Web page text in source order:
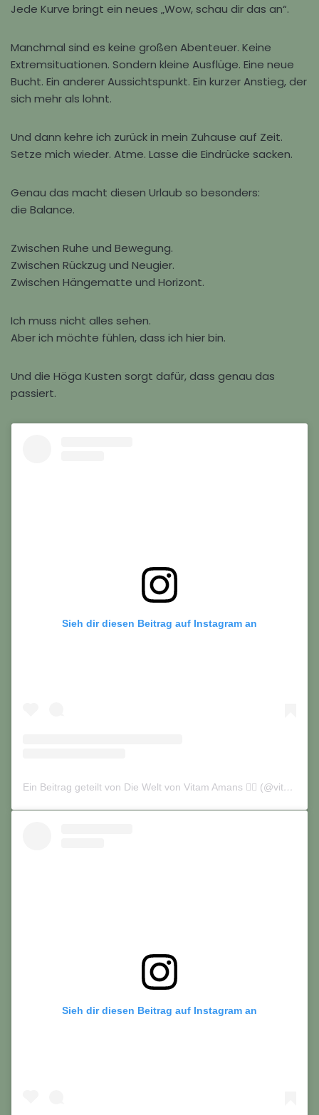
Jede Kurve bringt ein neues „Wow, schau dir das an“.
Manchmal sind es keine großen Abenteuer. Keine
Extremsituationen. Sondern kleine Ausflüge. Eine neue
Bucht. Ein anderer Aussichtspunkt. Ein kurzer Anstieg, der
sich mehr als lohnt.
Und dann kehre ich zurück in mein Zuhause auf Zeit.
Setze mich wieder. Atme. Lasse die Eindrücke sacken.
Genau das macht diesen Urlaub so besonders:
die Balance.
Zwischen Ruhe und Bewegung.
Zwischen Rückzug und Neugier.
Zwischen Hängematte und Horizont.
Ich muss nicht alles sehen.
Aber ich möchte fühlen, dass ich hier bin.
Und die Höga Kusten sorgt dafür, dass genau das
passiert.
Sieh dir diesen Beitrag auf Instagram an
Ein Beitrag geteilt von Die Welt von Vitam Amans 🏳️‍🌈 (@vitamamans_on_tour)
Sieh dir diesen Beitrag auf Instagram an